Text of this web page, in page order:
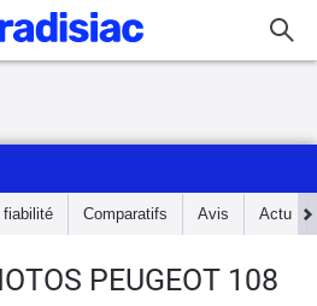
fiabilité Comparatifs Avis Actu
PEUGEOT 108